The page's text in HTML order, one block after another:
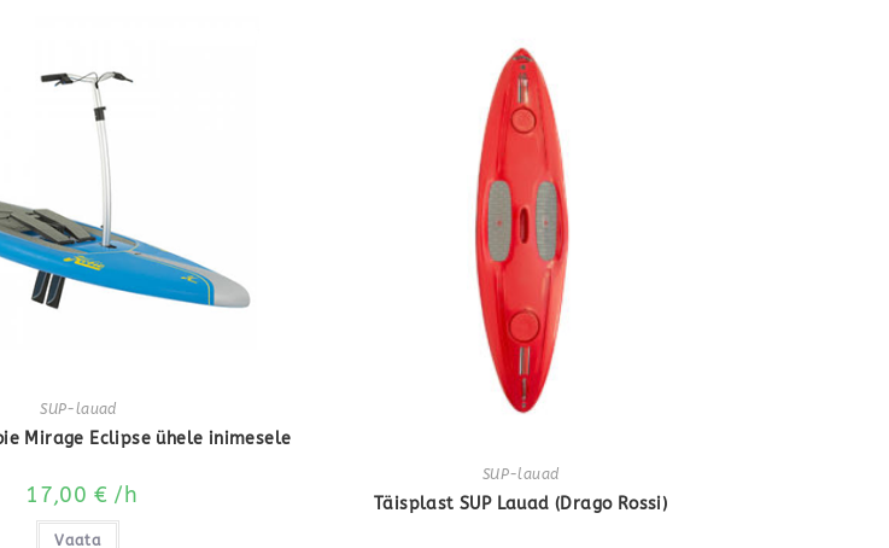
SUP-lauad
Mirage Eclipse ühele inimesele
17,00 € /h
Vaata
SUP-lauad
Täisplast SUP Lauad (Drago Rossi)